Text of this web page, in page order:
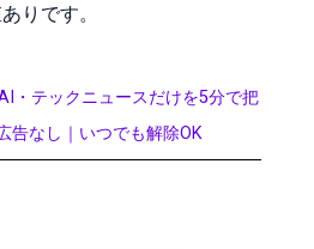
りです。
・テックニュースだけを5分で把
告なし｜いつでも解除OK